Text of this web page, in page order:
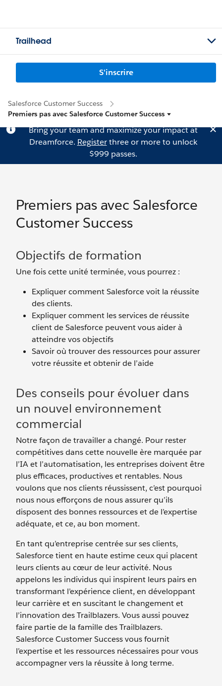
Trailhead
S'inscrire
Salesforce Customer Success
Premiers pas avec Salesforce Customer Success
Bring your team and maximize your impact at
Dreamforce. Registerthree or more to unlock
$999 passes.
Premiers pas avec Salesforce
Customer Success
Objectifs de formation
Une fois cette unité terminée, vous pourrez :
Expliquer comment Salesforce voit la réussite
des clients.
Expliquer comment les services de réussite
client de Salesforce peuvent vous aider à
atteindre vos objectifs
Savoir où trouver des ressources pour assurer
votre réussite et obtenir de l’aide
Des conseils pour évoluer dans
un nouvel environnement
commercial
Notre façon de travailler a changé. Pour rester
compétitives dans cette nouvelle ère marquée par
l’IA et l’automatisation, les entreprises doivent être
plus efficaces, productives et rentables. Nous
voulons que nos clients réussissent, c’est pourquoi
nous nous efforçons de nous assurer qu’ils
disposent des bonnes ressources et de l’expertise
adéquate, et ce, au bon moment.
En tant qu’entreprise centrée sur ses clients,
Salesforce tient en haute estime ceux qui placent
leurs clients au cœur de leur activité. Nous
appelons les individus qui inspirent leurs pairs en
transformant l’expérience client, en développant
leur carrière et en suscitant le changement et
l’innovation des Trailblazers. Vous aussi pouvez
faire partie de la famille des Trailblazers.
Salesforce Customer Success vous fournit
l’expertise et les ressources nécessaires pour vous
accompagner vers la réussite à long terme.